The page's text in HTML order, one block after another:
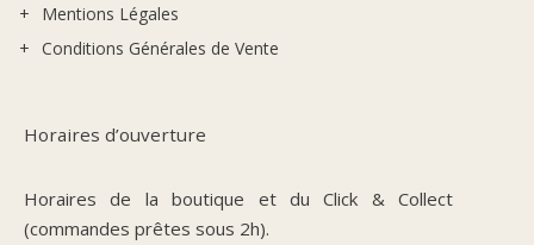
Mentions Légales
Conditions Générales de Vente
Horaires d’ouverture
Horaires de la boutique et du Click & Collect
(commandes prêtes sous 2h).